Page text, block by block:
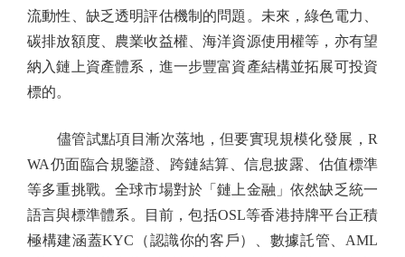
流動性、缺乏透明評估機制的問題。未來，綠色電力、
碳排放額度、農業收益權、海洋資源使用權等，亦有望
納入鏈上資產體系，進一步豐富資產結構並拓展可投資
標的。
儘管試點項目漸次落地，但要實現規模化發展，R
WA仍面臨合規鑒證、跨鏈結算、信息披露、估值標準
等多重挑戰。全球市場對於「鏈上金融」依然缺乏統一
語言與標準體系。目前，包括OSL等香港持牌平台正積
極構建涵蓋KYC（認識你的客戶）、數據託管、AML